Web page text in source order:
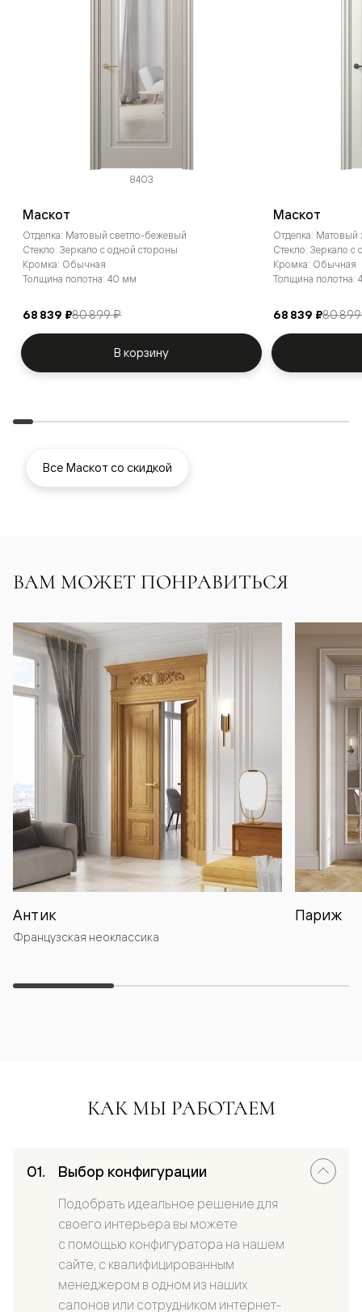
8403
Маскот
Отделка: Матовый светло-бежевый
Стекло: Зеркало с одной стороны
Кромка: Обычная
Толщина полотна: 40 мм
68 839 ₽80 899 ₽
В корзину
Маскот
Отделка:
Стекло: Зеркало с
Кромка: Обычная
Толщина полотна:
68 839 ₽80
Все Маскот со скидкой
ВАМ МОЖЕТ ПОНРАВИТЬСЯ
Антик
Французская неоклассика
Париж
КАК МЫ РАБОТАЕМ
Выбор конфигурации
Подобрать идеальное решение для
своего интерьера вы можете
с помощью конфигуратора на нашем
сайте, с квалифицированным
менеджером в одном из наших
салонов или сотрудником интернет-